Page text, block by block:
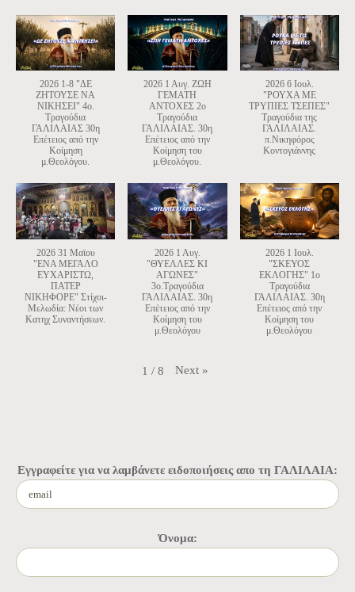
2026 1-8 "ΔΕ
ΖΗΤΟΥΣΕ ΝΑ
ΝΙΚΗΣΕΙ" 4ο.
Τραγούδια
ΓΑΛΙΛΑΙΑΣ 30η
Επέτειος από την
Κοίμηση
μ.Θεολόγου.
2026 1 Αυγ. ΖΩΗ
ΓΕΜΑΤΗ
ΑΝΤΟΧΕΣ 2o
Τραγούδια
ΓΑΛΙΛΑΙΑΣ. 30η
Επέτειος από την
Κοίμηση του
μ.Θεολόγου.
2026 6 Ιουλ.
"ΡΟΥΧΑ ΜΕ
ΤΡΥΠΙΕΣ ΤΣΕΠΕΣ"
Τραγούδια της
ΓΑΛΙΛΑΙΑΣ.
π.Νικηφόρος
Κοντογιάννης
2026 31 Μαϊου
"ΕΝΑ ΜΕΓΑΛΟ
ΕΥΧΑΡΙΣΤΩ,
ΠΑΤΕΡ
ΝΙΚΗΦΟΡΕ" Στίχοι-
Μελωδία: Νέοι των
Κατηχ Συναντήσεων.
2026 1 Αυγ.
"ΘΥΕΛΛΕΣ ΚΙ
ΑΓΩΝΕΣ"
3o.Τραγούδια
ΓΑΛΙΛΑΙΑΣ. 30η
Επέτειος από την
Κοίμηση του
μ.Θεολόγου
2026 1 Ιουλ.
"ΣΚΕΥΟΣ
ΕΚΛΟΓΗΣ" 1ο
Τραγούδια
ΓΑΛΙΛΑΙΑΣ. 30η
Επέτειος από την
Κοίμηση του
μ.Θεολόγου
1 / 8 Next »
Εγγραφείτε για να λαμβάνετε ειδοποιήσεις απο τη ΓΑΛΙΛΑΙΑ:
Όνομα: